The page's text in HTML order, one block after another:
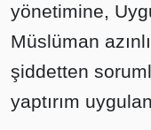
yönetimine,
Müslüman
şiddetten
yaptırım